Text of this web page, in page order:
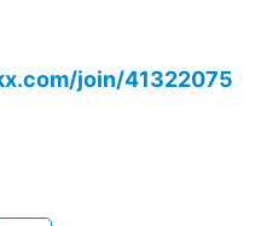
join/41322075